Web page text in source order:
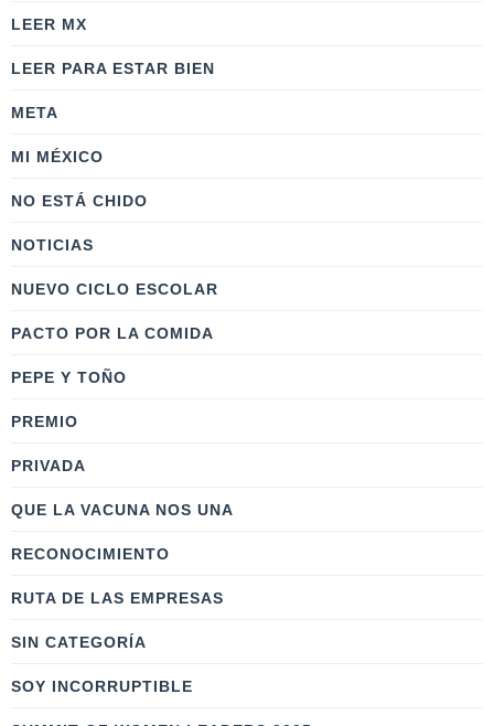
LEER MX
LEER PARA ESTAR BIEN
META
MI MÉXICO
NO ESTÁ CHIDO
NOTICIAS
NUEVO CICLO ESCOLAR
PACTO POR LA COMIDA
PEPE Y TOÑO
PREMIO
PRIVADA
QUE LA VACUNA NOS UNA
RECONOCIMIENTO
RUTA DE LAS EMPRESAS
SIN CATEGORÍA
SOY INCORRUPTIBLE